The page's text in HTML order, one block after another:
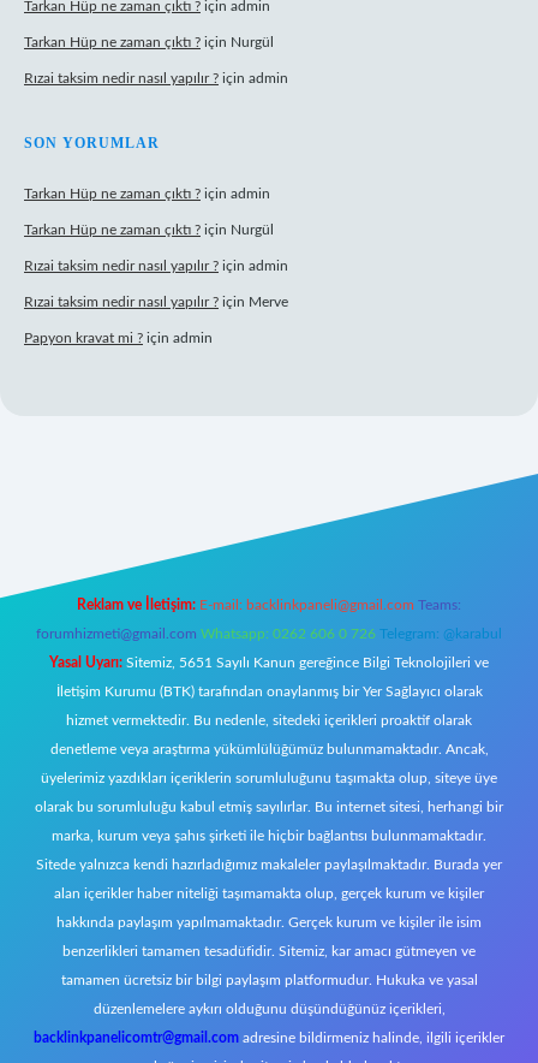
Tarkan Hüp ne zaman çıktı ? için admin
Tarkan Hüp ne zaman çıktı ? için Nurgül
Rızai taksim nedir nasıl yapılır ? için admin
SON YORUMLAR
Tarkan Hüp ne zaman çıktı ? için admin
Tarkan Hüp ne zaman çıktı ? için Nurgül
Rızai taksim nedir nasıl yapılır ? için admin
Rızai taksim nedir nasıl yapılır ? için Merve
Papyon kravat mi ? için admin
Reklam ve İletişim: E-mail: backlinkpaneli@gmail.com Teams:
forumhizmeti@gmail.com Whatsapp: 0262 606 0 726 Telegram: @karabul
Yasal Uyarı: Sitemiz, 5651 Sayılı Kanun gereğince Bilgi Teknolojileri ve
İletişim Kurumu (BTK) tarafından onaylanmış bir Yer Sağlayıcı olarak
hizmet vermektedir. Bu nedenle, sitedeki içerikleri proaktif olarak
denetleme veya araştırma yükümlülüğümüz bulunmamaktadır. Ancak,
üyelerimiz yazdıkları içeriklerin sorumluluğunu taşımakta olup, siteye üye
olarak bu sorumluluğu kabul etmiş sayılırlar. Bu internet sitesi, herhangi bir
marka, kurum veya şahıs şirketi ile hiçbir bağlantısı bulunmamaktadır.
Sitede yalnızca kendi hazırladığımız makaleler paylaşılmaktadır. Burada yer
alan içerikler haber niteliği taşımamakta olup, gerçek kurum ve kişiler
hakkında paylaşım yapılmamaktadır. Gerçek kurum ve kişiler ile isim
benzerlikleri tamamen tesadüfidir. Sitemiz, kar amacı gütmeyen ve
tamamen ücretsiz bir bilgi paylaşım platformudur. Hukuka ve yasal
düzenlemelere aykırı olduğunu düşündüğünüz içerikleri,
backlinkpanelicomtr@gmail.com adresine bildirmeniz halinde, ilgili içerikler